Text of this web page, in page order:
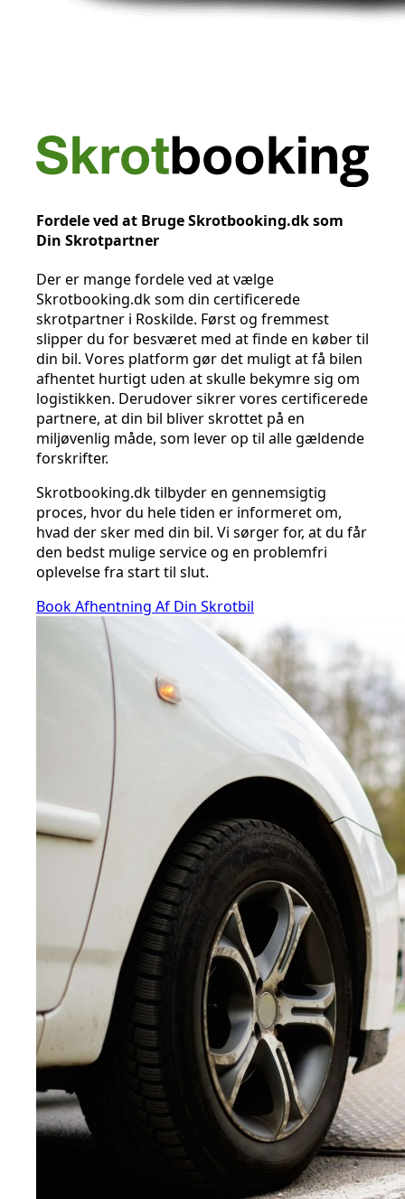
Fordele ved at Bruge Skrotbooking.dk som
Din Skrotpartner
Der er mange fordele ved at vælge
Skrotbooking.dk som din certificerede
skrotpartner i Roskilde. Først og fremmest
slipper du for besværet med at finde en køber til
din bil. Vores platform gør det muligt at få bilen
afhentet hurtigt uden at skulle bekymre sig om
logistikken. Derudover sikrer vores certificerede
partnere, at din bil bliver skrottet på en
miljøvenlig måde, som lever op til alle gældende
forskrifter.
Skrotbooking.dk tilbyder en gennemsigtig
proces, hvor du hele tiden er informeret om,
hvad der sker med din bil. Vi sørger for, at du får
den bedst mulige service og en problemfri
oplevelse fra start til slut.
Book Afhentning Af Din Skrotbil